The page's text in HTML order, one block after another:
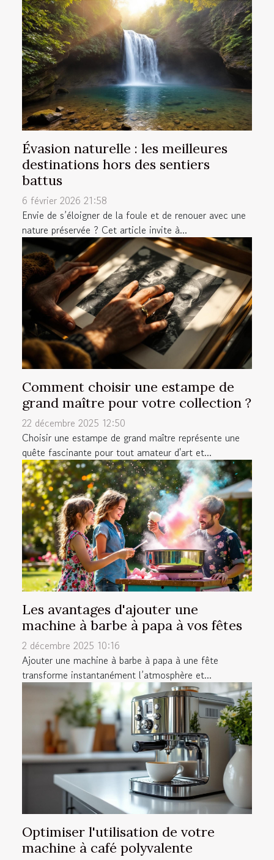
Évasion naturelle : les meilleures
destinations hors des sentiers
battus
6 février 2026 21:58
Envie de s’éloigner de la foule et de renouer avec une
nature préservée ? Cet article invite à...
Comment choisir une estampe de
grand maître pour votre collection ?
22 décembre 2025 12:50
Choisir une estampe de grand maître représente une
quête fascinante pour tout amateur d'art et...
Les avantages d'ajouter une
machine à barbe à papa à vos fêtes
2 décembre 2025 10:16
Ajouter une machine à barbe à papa à une fête
transforme instantanément l’atmosphère et...
Optimiser l'utilisation de votre
machine à café polyvalente